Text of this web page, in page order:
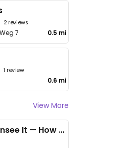
2 reviews
7 0.5 mi
1 review
0.6 mi
View More
I Couldn’t Unsee It — How Thailand Turned My Beliefs Into Action⁠